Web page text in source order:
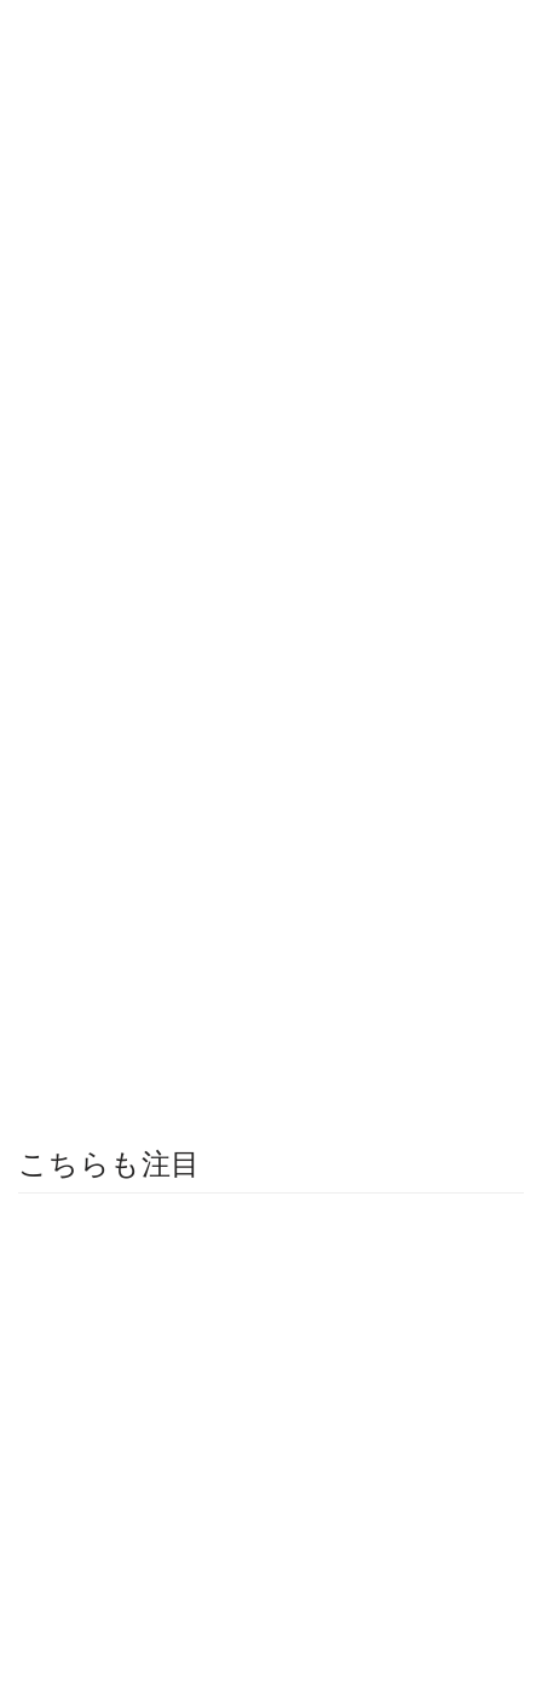
こちらも注目